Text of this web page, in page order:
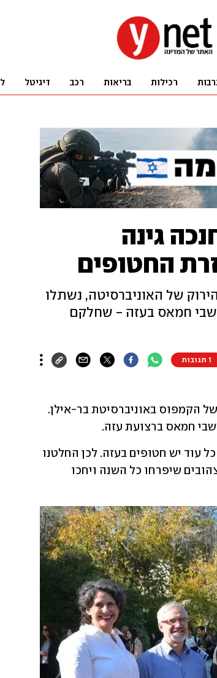
רכילות בריאות רכב דיגיטל
גינה
החטופים
של האוניברסיטה, נשתלו
בשבי חמאס בעזה - שחלקם
1 תגובות
חמאס ברצועת עזה.